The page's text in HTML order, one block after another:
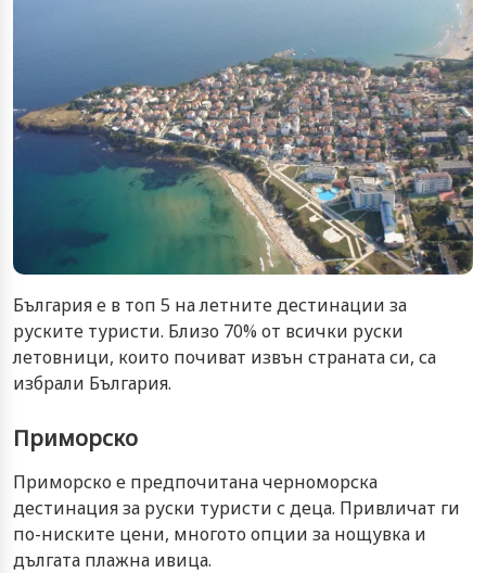
България е в топ 5 на летните дестинации за
руските туристи. Близо 70% от всички руски
летовници, които почиват извън страната си, са
избрали България.
Приморско
Приморско е предпочитана черноморска
дестинация за руски туристи с деца. Привличат ги
по-ниските цени, многото опции за нощувка и
дългата плажна ивица.